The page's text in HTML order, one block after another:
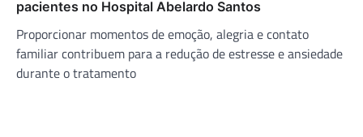
pacientes no Hospital Abelardo Santos
Proporcionar momentos de emoção, alegria e contato
familiar contribuem para a redução de estresse e ansiedade
durante o tratamento